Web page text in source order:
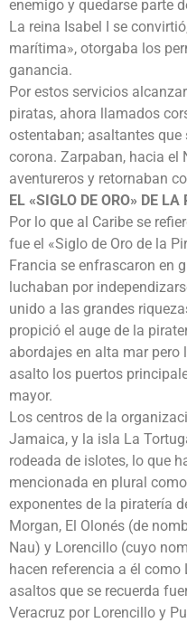
enemigo y quedarse parte
La reina Isabel I se
marítima», otorgaba los
ganancia.
Por estos servicios
piratas, ahora llamados
ostentaban; asaltantes
corona. Zarpaban, hacia el
aventureros y retornaban
EL «SIGLO DE ORO» DE
Por lo que al Caribe se
fue el «Siglo de Oro de la
Francia se enfrascaron en
luchaban por
unido a las grandes
propició el auge de la
abordajes en alta mar
asalto los puertos
mayor.
Los centros de la
Jamaica, y la isla La
rodeada de islotes, lo que
mencionada en plural
exponentes de la piratería
Morgan, El Olonés (de
Nau) y Lorencillo (cuyo
hacen referencia a él
asaltos que se recuerda
Veracruz por Lorencillo y